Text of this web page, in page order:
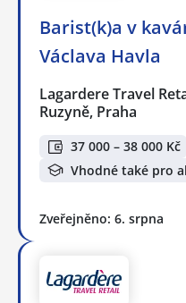
Barist(k)a v
Václava Havla
Lagardere Travel
Ruzyně, Praha
37 000 – 38 000 Kč
Vhodné také pro
Zveřejněno: 6. srpna